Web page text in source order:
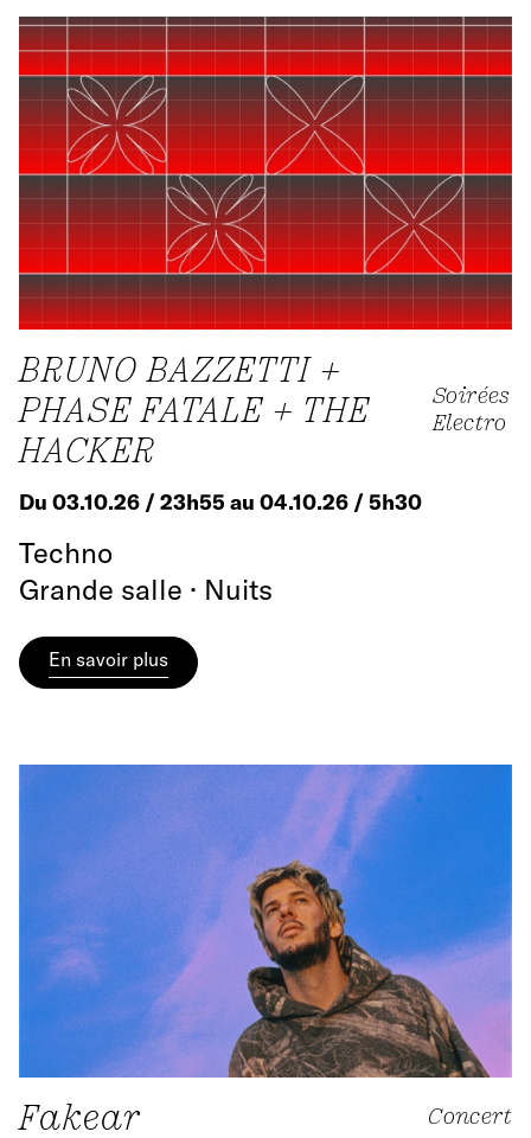
BRUNO BAZZETTI +
PHASE FATALE + THE
HACKER
Soirées
Electro
Du 03.10.26 / 23h55 au 04.10.26 / 5h30
Techno
Grande salle · Nuits
En savoir plus
Fakear Concert